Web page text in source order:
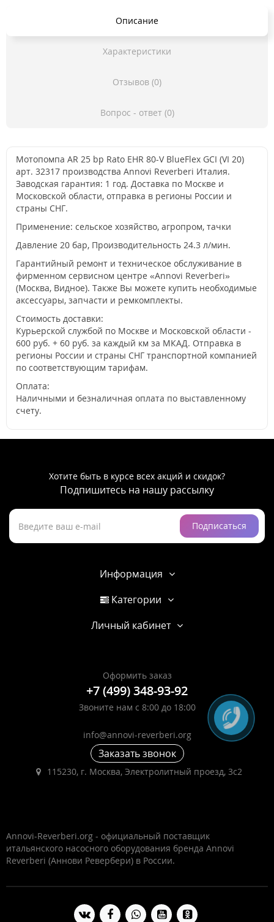
Описание
Характеристики
Отзывов (0)
Вопрос - ответ (0)
Мотопомпа AR 25 bp Rato EHR 80-V BlueFlex GCI (VI 20)
арт. 32317 производства Annovi Reverberi Италия.
Заводская гарантия: 1 год. Доставка по Москве и
Московской области, отправка в регионы России и
страны СНГ.
Применение: сельское хозяйство, агропром, тачки
Давление 20 бар, Производительность 24.3 л/мин.
Гарантийный ремонт и техническое обслуживание в
фирменном сервисном центре «Annovi Reverberi»
(Москва, Видное). Также Вы можете купить необходимые
аксессуары, запчасти и ремкомплекты.
Стоимость доставки:
Курьерской службой по Москве и Московской области -
600 руб. + 60 руб. за каждый км за МКАД. Отправка в
регионы России и страны СНГ транспортной компанией
по соответствующим тарифам.
Оплата:
Наличными и безналичная оплата по выставленному
счету.
Хотите быть в курсе всех акций и скидок?
Подпишитесь на нашу рассылку
Подписаться
Информация
Категории
Личный кабинет
Оформить заказ
+7 (499) 348-93-92
Звоните нам с 8:00 до 18:00
info@annovi-reverberi.org
Заказать звонок
115230, г. Москва, Электролитный проезд, 3с2
Annovi-Reverberi.org - официальный поставщик
итальянского насосного оборудования бренда Annovi
Reverberi (Аннови Ревербери) в России.